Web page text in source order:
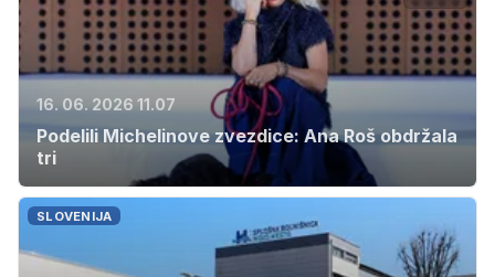
16. 06. 2026 11.07
Podelili Michelinove zvezdice: Ana Roš obdržala
tri
SLOVENIJA